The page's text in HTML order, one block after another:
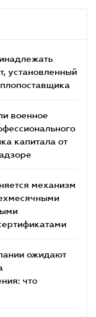
установленный
военное
капитала от
механизм
ожидают
что